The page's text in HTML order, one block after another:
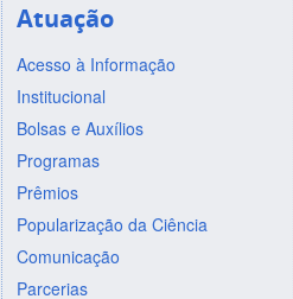
Atuação
Acesso à Informação
Institucional
Bolsas e Auxílios
Programas
Prêmios
Popularização da Ciência
Comunicação
Parcerias